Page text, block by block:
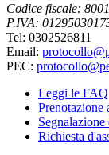
Codice fiscale:
P.IVA:
Tel: 0302526811
Email:
PEC:
Leggi le FAQ
Prenotazione
Richiesta